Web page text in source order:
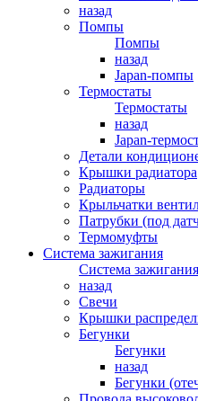
назад
Помпы
Помпы
назад
Japan-помпы
Термостаты
Термостаты
назад
Japan-
Детали
Крышки радиатора
Радиаторы
Крыльчатки
Патрубки (под
Термомуфты
Система зажигания
Система зажигания
назад
Свечи
Крышки
Бегунки
Бегунки
назад
Бегунки